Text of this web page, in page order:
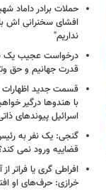
حملات برادر داماد
افشای سخنرانی اش
نداریم"
درخواست عجیب یک
قدرت جهانیم و حق
قسمت جدید اظهارات
با هندوها درگیر
اسرائیل پیوندهای
گنجی: یک نفر به
قضاییه ورود نمی
افراطی گری یا فراتر
خرازی: حرف‌های او